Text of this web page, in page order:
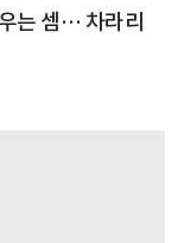
는 셈… 차라리